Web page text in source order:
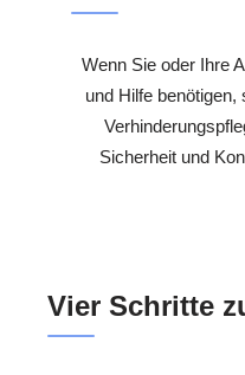
Wenn Sie oder Ihre
und Hilfe
Sicherheit und
Vier Schritte